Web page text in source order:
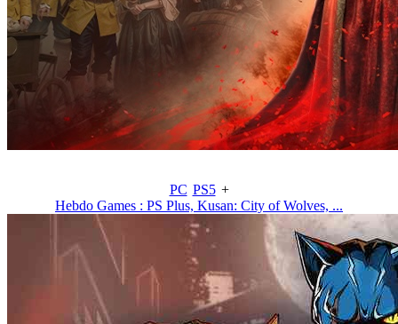
PC PS5 +
Hebdo Games : PS Plus, Kusan: City of Wolves, ...